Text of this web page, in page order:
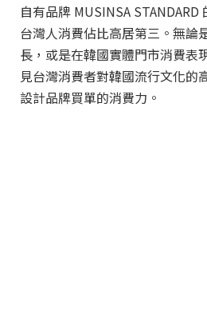
自有品牌 MUSINSA STANDARD
台灣人消費佔比高居第三。無論
長，或是在韓國實體門市消費表
見台灣消費者對韓國流行文化的
設計品牌買單的消費力。